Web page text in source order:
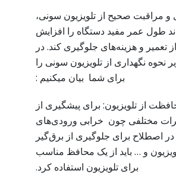
و مراقبت صحیح از تلویزیون سونی،
طول عمر مفید دستگاه را افزایش
تعمیر و هزینه‌های جلوگیری کند. در
نحوه نگهداری از تلویزیون سونی را
برای شما بیان میکنیم :
از تلویزیون: برای پیشگیری از
مختلفی چون خرابی ورودی‌های
در اصطلاح برای جلوگیری از برق‌گیر
و … باید از یک محافظ مناسب
برای تلویزیون استفاده کرد.